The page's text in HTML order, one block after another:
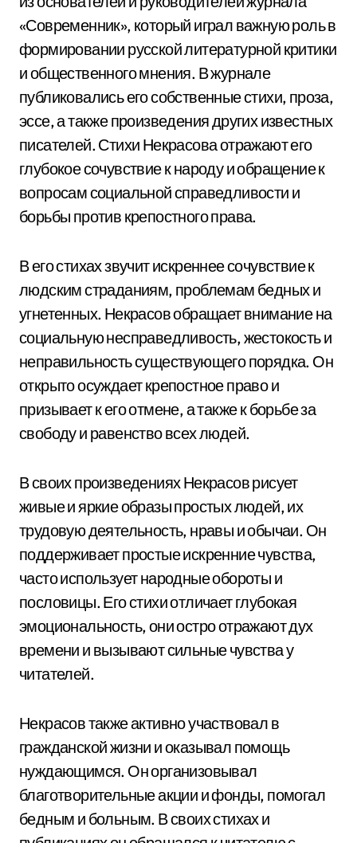
«Современник», который играл важную роль в
формировании русской литературной критики
и общественного мнения. В журнале
публиковались его собственные стихи, проза,
эссе, а также произведения других известных
писателей. Стихи Некрасова отражают его
глубокое сочувствие к народу и обращение к
вопросам социальной справедливости и
борьбы против крепостного права.
В его стихах звучит искреннее сочувствие к
людским страданиям, проблемам бедных и
угнетенных. Некрасов обращает внимание на
социальную несправедливость, жестокость и
неправильность существующего порядка. Он
открыто осуждает крепостное право и
призывает к его отмене, а также к борьбе за
свободу и равенство всех людей.
В своих произведениях Некрасов рисует
живые и яркие образы простых людей, их
трудовую деятельность, нравы и обычаи. Он
поддерживает простые искренние чувства,
часто использует народные обороты и
пословицы. Его стихи отличает глубокая
эмоциональность, они остро отражают дух
времени и вызывают сильные чувства у
читателей.
Некрасов также активно участвовал в
гражданской жизни и оказывал помощь
нуждающимся. Он организовывал
благотворительные акции и фонды, помогал
бедным и больным. В своих стихах и